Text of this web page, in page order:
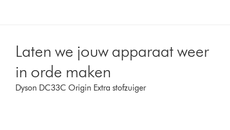
Laten we jouw apparaat weer
in orde maken
Dyson DC33C Origin Extra stofzuiger